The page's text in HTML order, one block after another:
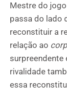
Mestre do
passa do lado
reconstituir a
relação ao
surpreendente
rivalidade
essa